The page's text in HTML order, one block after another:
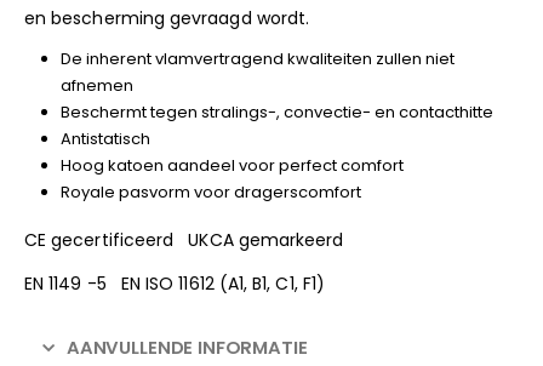
en bescherming gevraagd wordt.
De inherent vlamvertragend kwaliteiten zullen niet
afnemen
Beschermt tegen stralings-, convectie- en contacthitte
Antistatisch
Hoog katoen aandeel voor perfect comfort
Royale pasvorm voor dragerscomfort
CE gecertificeerd UKCA gemarkeerd
EN 1149 -5 EN ISO 11612 (A1, B1, C1, F1)
AANVULLENDE INFORMATIE